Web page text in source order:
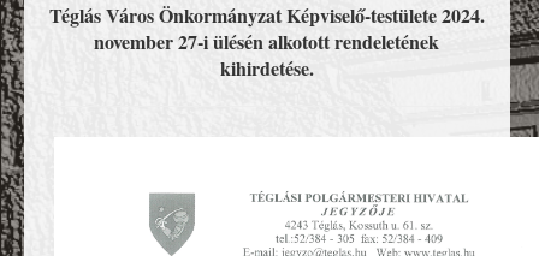
Téglás Város Önkormányzat Képviselő-testülete 2024.
november 27-i ülésén alkotott rendeletének
kihirdetése.